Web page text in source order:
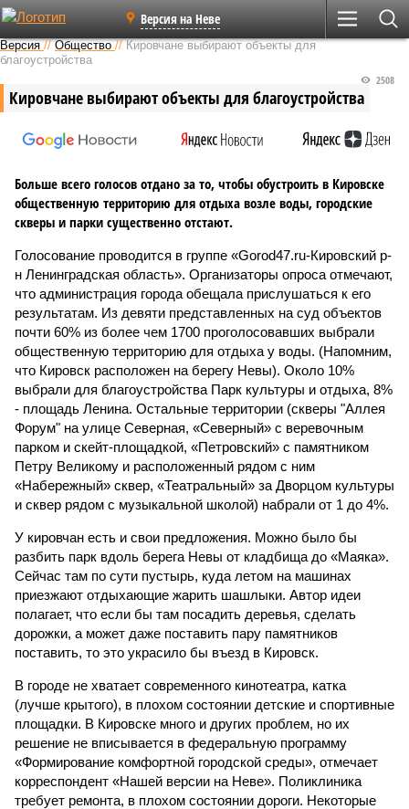
Версия на Неве
Версия //Общество //Кировчане выбирают объекты для
благоустройства
Кировчане выбирают объекты для благоустройства
2508
Больше всего голосов отдано за то, чтобы обустроить в Кировске
общественную территорию для отдыха возле воды, городские
скверы и парки существенно отстают.
Голосование проводится в группе «Gorod47.ru-Кировский р-
н Ленинградская область». Организаторы опроса отмечают,
что администрация города обещала прислушаться к его
результатам. Из девяти представленных на суд объектов
почти 60% из более чем 1700 проголосовавших выбрали
общественную территорию для отдыха у воды. (Напомним,
что Кировск расположен на берегу Невы). Около 10%
выбрали для благоустройства Парк культуры и отдыха, 8%
- площадь Ленина. Остальные территории (скверы "Аллея
Форум" на улице Северная, «Северный» с веревочным
парком и скейт-площадкой, «Петровский» с памятником
Петру Великому и расположенный рядом с ним
«Набережный» сквер, «Театральный» за Дворцом культуры
и сквер рядом с музыкальной школой) набрали от 1 до 4%.
У кировчан есть и свои предложения. Можно было бы
разбить парк вдоль берега Невы от кладбища до «Маяка».
Сейчас там по сути пустырь, куда летом на машинах
приезжают отдыхающие жарить шашлыки. Автор идеи
полагает, что если бы там посадить деревья, сделать
дорожки, а может даже поставить пару памятников
поставить, то это украсило бы въезд в Кировск.
В городе не хватает современного кинотеатра, катка
(лучше крытого), в плохом состоянии детские и спортивные
площадки. В Кировске много и других проблем, но их
решение не вписывается в федеральную программу
«Формирование комфортной городской среды», отмечает
корреспондент «Нашей версии на Неве». Поликлиника
требует ремонта, в плохом состоянии дороги. Некоторые